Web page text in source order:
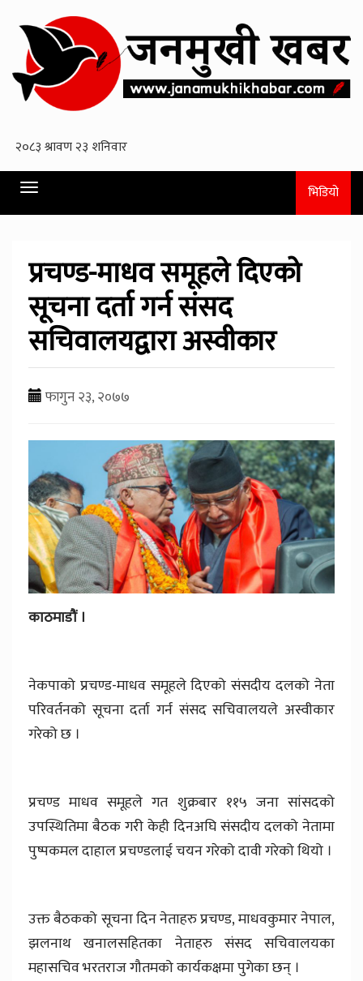
Toggle
navigation
भिडियो
प्रचण्ड-माधव समूहले दिएको
सूचना दर्ता गर्न संसद
सचिवालयद्वारा अस्वीकार
फागुन २३, २०७७
काठमाडौं ।
नेकपाको प्रचण्ड-माधव समूहले दिएको संसदीय दलको नेता
परिवर्तनको सूचना दर्ता गर्न संसद सचिवालयले अस्वीकार
गरेको छ ।
प्रचण्ड माधव समूहले गत शुक्रबार ११५ जना सांसदको
उपस्थितिमा बैठक गरी केही दिनअघि संसदीय दलको नेतामा
पुष्पकमल दाहाल प्रचण्डलाई चयन गरेको दावी गरेको थियो ।
उक्त बैठकको सूचना दिन नेताहरु प्रचण्ड, माधवकुमार नेपाल,
झलनाथ खनालसहितका नेताहरु संसद सचिवालयका
महासचिव भरतराज गौतमको कार्यकक्षमा पुगेका छन् ।